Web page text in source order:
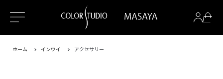
ホーム インウイ アクセサリー